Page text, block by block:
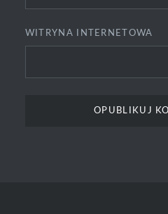
WITRYNA INTERNETOWA